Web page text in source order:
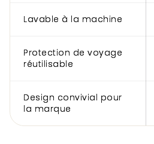
Lavable à la machine
Protection de voyage
réutilisable
Design convivial pour
la marque